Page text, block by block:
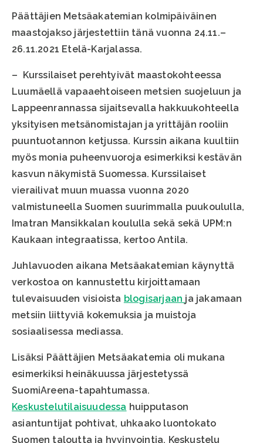
Päättäjien Metsäakatemian kolmipäiväinen
maastojakso järjestettiin tänä vuonna 24.11.–
26.11.2021 Etelä-Karjalassa.
– Kurssilaiset perehtyivät maastokohteessa
Luumäellä vapaaehtoiseen metsien suojeluun ja
Lappeenrannassa sijaitsevalla hakkuukohteella
yksityisen metsänomistajan ja yrittäjän rooliin
puuntuotannon ketjussa. Kurssin aikana kuultiin
myös monia puheenvuoroja esimerkiksi kestävän
kasvun näkymistä Suomessa. Kurssilaiset
vierailivat muun muassa vuonna 2020
valmistuneella Suomen suurimmalla puukoululla,
Imatran Mansikkalan koululla sekä sekä UPM:n
Kaukaan integraatissa, kertoo Antila.
Juhlavuoden aikana Metsäakatemian käynyttä
verkostoa on kannustettu kirjoittamaan
tulevaisuuden visioista blogisarjaan ja jakamaan
metsiin liittyviä kokemuksia ja muistoja
sosiaalisessa mediassa.
Lisäksi Päättäjien Metsäakatemia oli mukana
esimerkiksi heinäkuussa järjestetyssä
SuomiAreena-tapahtumassa.
Keskustelutilaisuudessa huipputason
asiantuntijat pohtivat, uhkaako luontokato
Suomen taloutta ja hyvinvointia. Keskustelu